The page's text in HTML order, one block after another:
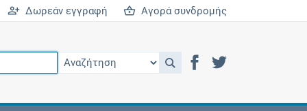
Δωρεάν εγγραφή Αγορά συνδρομής